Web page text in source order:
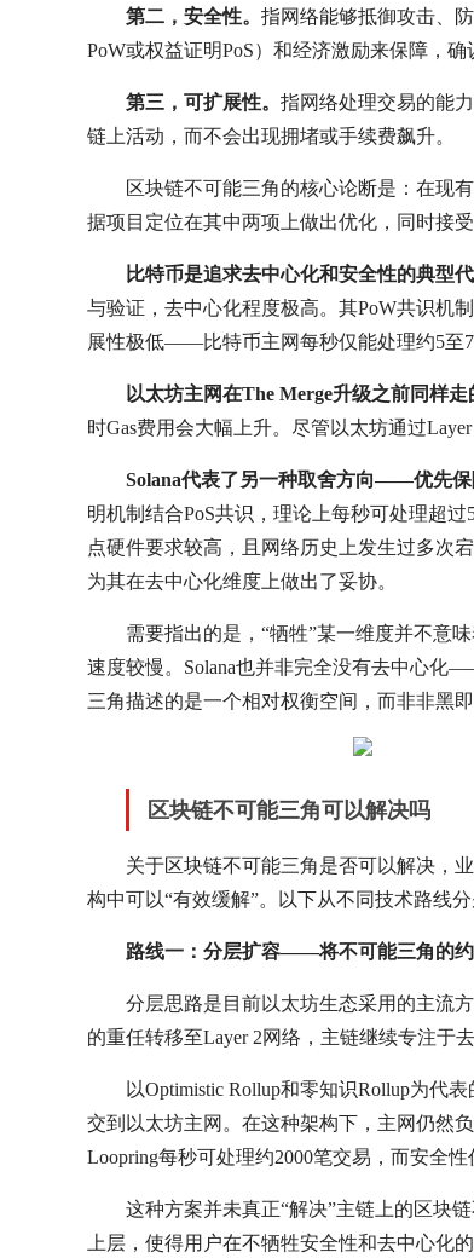
第二，安全性。 指网络能够抵御攻击、
PoW或权益证明PoS）和经济激励来保障，
第三，可扩展性。 指网络处理交易的能
链上活动，而不会出现拥堵或手续费飙升。
区块链不可能三角的核心论断是：在现
据项目定位在其中两项上做出优化，同时接
比特币是追求去中心化和安全性的典型代
与验证，去中心化程度极高。其PoW共识机
展性极低——比特币主网每秒仅能处理约5至
以太坊主网在The Merge升级之前同样走
时Gas费用会大幅上升。尽管以太坊通过
Solana代表了另一种取舍方向——优先保
明机制结合PoS共识，理论上每秒可处理超
点硬件要求较高，且网络历史上发生过多次
为其在去中心化维度上做出了妥协。
需要指出的是，“牺牲”某一维度并不意
速度较慢。Solana也并非完全没有去中心化
三角描述的是一个相对权衡空间，而非非黑即
区块链不可能三角可以解决吗
关于区块链不可能三角是否可以解决，
构中可以“有效缓解”。以下从不同技术路线分
路线一：分层扩容——将不可能三角的
分层思路是目前以太坊生态采用的主流
的重任转移至Layer 2网络，主链继续专注于
以Optimistic Rollup和零知识Rollup为代
交到以太坊主网。在这种架构下，主网仍然
Loopring每秒可处理约2000笔交易，而安全性
这种方案并未真正“解决”主链上的区块
上层，使得用户在不牺牲安全性和去中心化